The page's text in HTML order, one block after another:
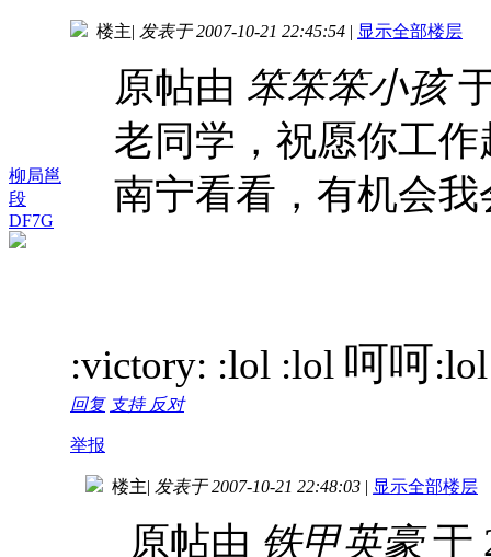
柳局邕
段
DF7G
楼主| 发表于 2007-10-21 22:45:54 | 显示全部楼层
原帖由 笨笨笨小孩
老同学，祝愿你工
南宁看看，有机会我
:victory: :lol :lol 呵呵
回复 支持 反对
举报
楼主| 发表于 2007-10-21 22:48:03 | 显示全部楼层
原帖由 铁甲英豪于